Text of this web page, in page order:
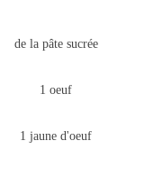
de la pâte sucrée
1 oeuf
1 jaune d'oeuf